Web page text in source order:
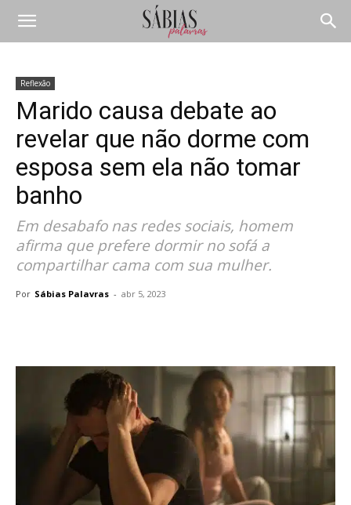
Reflexão
Marido causa debate ao
revelar que não dorme com
esposa sem ela não tomar
banho
Em desabafo nas redes sociais, homem
afirma que prefere dormir no sofá a
compartilhar cama com sua mulher.
Por Sábias Palavras - abr 5, 2023